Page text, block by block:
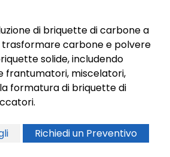
di briquette di carbone a
trasformare carbone e polvere
solide, includendo
frantumatori, miscelatori,
formatura di briquette di
Richiedi un Preventivo